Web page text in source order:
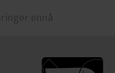
ennå